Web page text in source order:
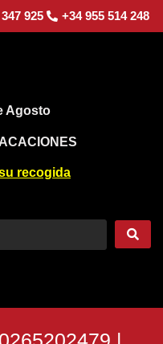
925 +34 955 514 248
Agosto
recogida